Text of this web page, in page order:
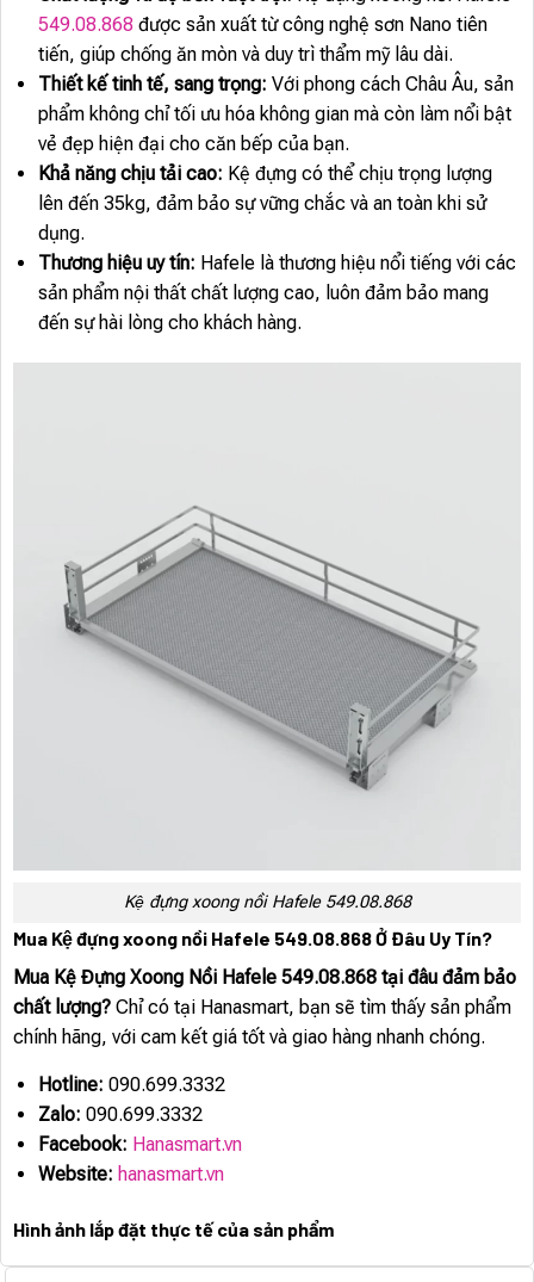
549.08.868được sản xuất từ công nghệ sơn Nano tiên
tiến, giúp chống ăn mòn và duy trì thẩm mỹ lâu dài.
Thiết kế tinh tế, sang trọng: Với phong cách Châu Âu, sản
phẩm không chỉ tối ưu hóa không gian mà còn làm nổi bật
vẻ đẹp hiện đại cho căn bếp của bạn.
Khả năng chịu tải cao: Kệ đựng có thể chịu trọng lượng
lên đến 35kg, đảm bảo sự vững chắc và an toàn khi sử
dụng.
Thương hiệu uy tín: Hafele là thương hiệu nổi tiếng với các
sản phẩm nội thất chất lượng cao, luôn đảm bảo mang
đến sự hài lòng cho khách hàng.
Kệ đựng xoong nồi Hafele 549.08.868
Mua Kệ đựng xoong nồi Hafele 549.08.868 Ở Đâu Uy Tín?
Mua Kệ Đựng Xoong Nồi Hafele 549.08.868 tại đâu đảm bảo
chất lượng? Chỉ có tại Hanasmart, bạn sẽ tìm thấy sản phẩm
chính hãng, với cam kết giá tốt và giao hàng nhanh chóng.
Hotline: 090.699.3332
Zalo: 090.699.3332
Facebook: Hanasmart.vn
Website: hanasmart.vn
Hình ảnh lắp đặt thực tế của sản phẩm